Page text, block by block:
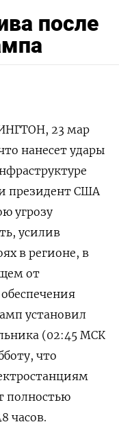
после
23 мар
нанесет удары
президент США
угрозу
усилив
в регионе, в
от
установил
(02:45 МСК
что
‌полностью
часов.